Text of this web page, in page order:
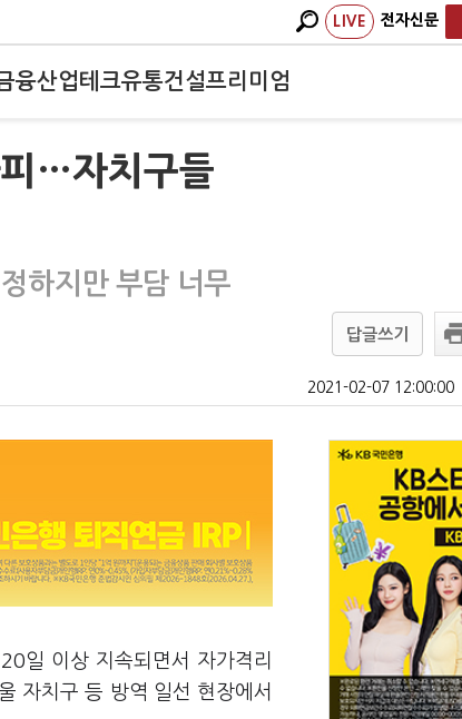
LIVE 전자신문
융산업테크유통건설프리미엄
피…자치구들
하지만 부담 너무
답글쓰기
2021-02-07 12:00:00
일 이상 지속되면서 자가격리
자치구 등 방역 일선 현장에서